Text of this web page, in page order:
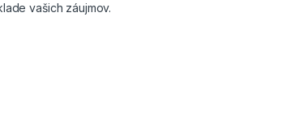
vašich záujmov.